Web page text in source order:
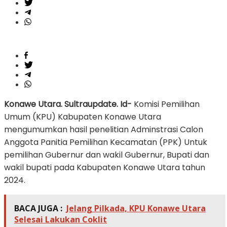
Konawe Utara. Sultraupdate. Id- Komisi Pemilihan
Umum (KPU) Kabupaten Konawe Utara
mengumumkan hasil penelitian Adminstrasi Calon
Anggota Panitia Pemilihan Kecamatan (PPK) Untuk
pemilihan Gubernur dan wakil Gubernur, Bupati dan
wakil bupati pada Kabupaten Konawe Utara tahun
2024.
BACA JUGA : Jelang Pilkada, KPU Konawe Utara
Selesai Lakukan Coklit